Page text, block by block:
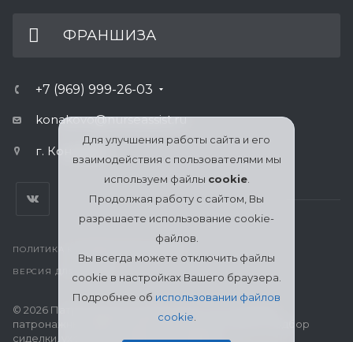
ФРАНШИЗА
+7 (969) 999-26-03
konakovo@nurseassist.ru
г. Конаково
ПОЛИТИКА КОНФИДЕНЦИАЛЬНОСТИ
ВЕРСИЯ ДЛЯ ПЕЧАТИ
© 2026 Патронажная служба МЦСО «Ассоциация
патронажных работников» в Конаково: поиск и подбор
сиделки, уход за пожилыми, больными и
Для улучшения работы сайта и его
взаимодействия с пользователями мы
используем файлы cookie.
Продолжая работу с сайтом, Вы
разрешаете использование cookie-
файлов.
Вы всегда можете отключить файлы
cookie в настройках Вашего браузера.
Подробнее об использовании файлов
cookie